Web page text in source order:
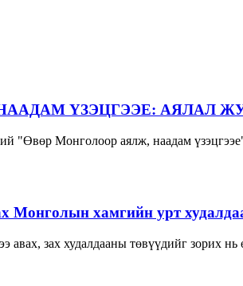
ҮЗЭЦГЭЭЕ: АЯЛАЛ
"Өвөр Монголоор аялж, наадам
Монголын хамгийн урт
авах, зах худалдааны төвүүдийг зорих